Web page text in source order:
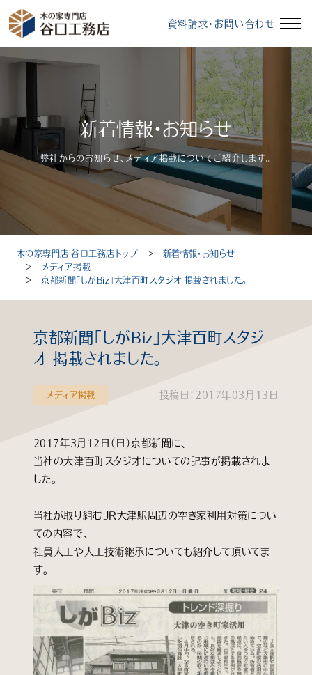
資料請求・お問い合わせ
イベント情報 資料請求・お問い合わせ
モデルハウス 無料相談会
受付時間：10～18時（定休日：毎週水曜、毎月第3火曜）
トップ
選ばれる理由
知る
企業情報
個人情報保護方針
新着情報・お知らせ
弊社からのお知らせ、メディア掲載についてご紹介します。
木の家専門店 谷口工務店トップ ＞ 新着情報・お知らせ
＞
メディア掲載
＞京都新聞「しがBiz」大津百町スタジオ 掲載されました。
京都新聞「しがBiz」大津百町スタジ
オ 掲載されました。
メディア掲載 投稿日：2017年03月13日
2017年3月12日（日）京都新聞に、
当社の大津百町スタジオについての記事が掲載されま
した。
当社が取り組むＪＲ大津駅周辺の空き家利用対策につい
ての内容で、
社員大工や大工技術継承についても紹介して頂いてま
す。